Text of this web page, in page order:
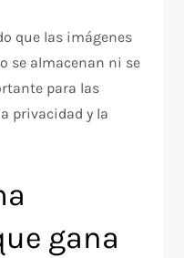
que las imágenes
se almacenan ni se
para las
privacidad y la
gana